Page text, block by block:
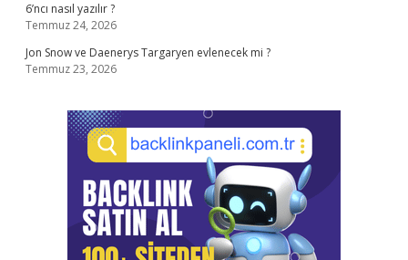
6’ncı nasıl yazılır ?
Temmuz 24, 2026
Jon Snow ve Daenerys Targaryen evlenecek mi ?
Temmuz 23, 2026